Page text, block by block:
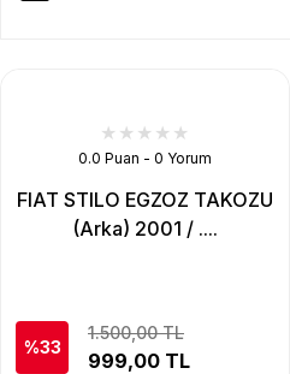
0.0 Puan - 0 Yorum
FIAT STILO EGZOZ TAKOZU
(Arka) 2001 / ....
%33
1.500,00 TL
999,00 TL